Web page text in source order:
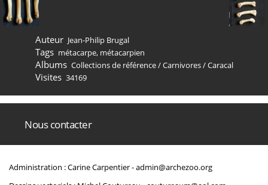
Auteur Jean-Philip Brugal
Tags métacarpe, métacarpien
Albums Collections de référence/Carnivores/Caracal
Visites 34169
Nous contacter
Administration : Carine Carpentier -admin@archezoo.org